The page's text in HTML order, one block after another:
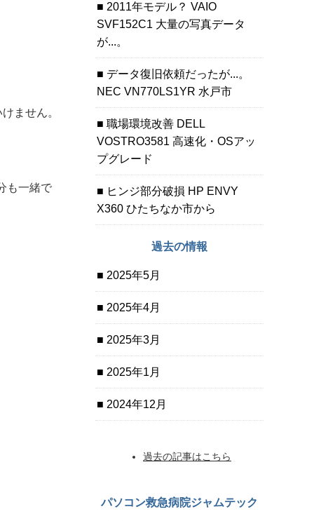
ません。
も一緒で
2011年モデル？ VAIO
SVF152C1 大量の写真データ
が...。
データ復旧依頼だったが...。
NEC VN770LS1YR 水戸市
職場環境改善 DELL
VOSTRO3581 高速化・OSアッ
プグレード
ヒンジ部分破損 HP ENVY
X360 ひたちなか市から
過去の情報
2025年5月
2025年4月
2025年3月
2025年1月
2024年12月
過去の記事はこちら
パソコン救急病院ジャムテック